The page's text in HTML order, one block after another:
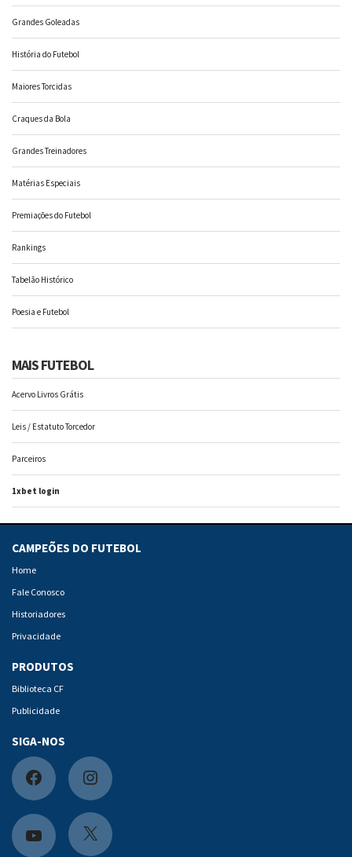
Grandes Goleadas
História do Futebol
Maiores Torcidas
Craques da Bola
Grandes Treinadores
Matérias Especiais
Premiações do Futebol
Rankings
Tabelão Histórico
Poesia e Futebol
MAIS FUTEBOL
Acervo Livros Grátis
Leis / Estatuto Torcedor
Parceiros
1xbet login
CAMPEÕES DO FUTEBOL
Home
Fale Conosco
Historiadores
Privacidade
PRODUTOS
Biblioteca CF
Publicidade
SIGA-NOS
F
a
c
I
n
s
Y X